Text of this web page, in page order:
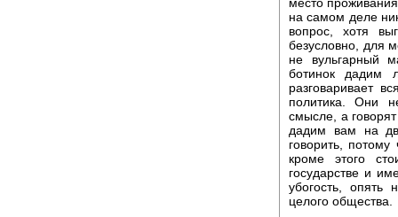
на самом деле
вопрос, хотя
безусловно, для
не вульгарный
ботинок дадим
разговаривает
политика. Они
смысле, а
дадим вам на
говорить,
кроме этого
государстве и
убогость,
целого общества.